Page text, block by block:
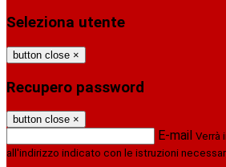
Seleziona utente
button close ×
Recupero password
button close ×
E-mail Verrà
all'indirizzo indicato con le istruzioni